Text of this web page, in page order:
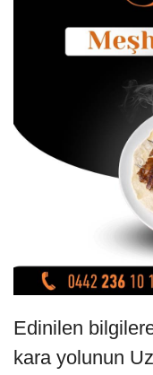
Edinilen
kara yolunun